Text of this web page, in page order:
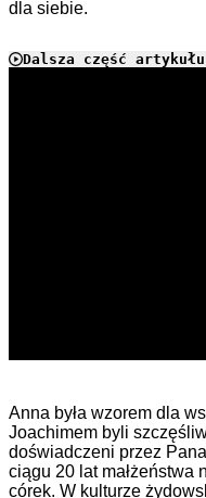
dla siebie.
Dalsza część
Anna była wzorem dla
Joachimem byli
doświadczeni przez
ciągu 20 lat małżeństwa
córek. W kulturze